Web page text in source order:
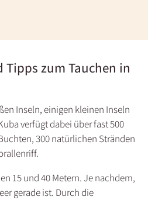
zum Tauchen in
Inseln, einigen kleinen Inseln
verfügt dabei über fast 500
300 natürlichen Stränden
15 und 40 Metern. Je nachdem,
gerade ist. Durch die